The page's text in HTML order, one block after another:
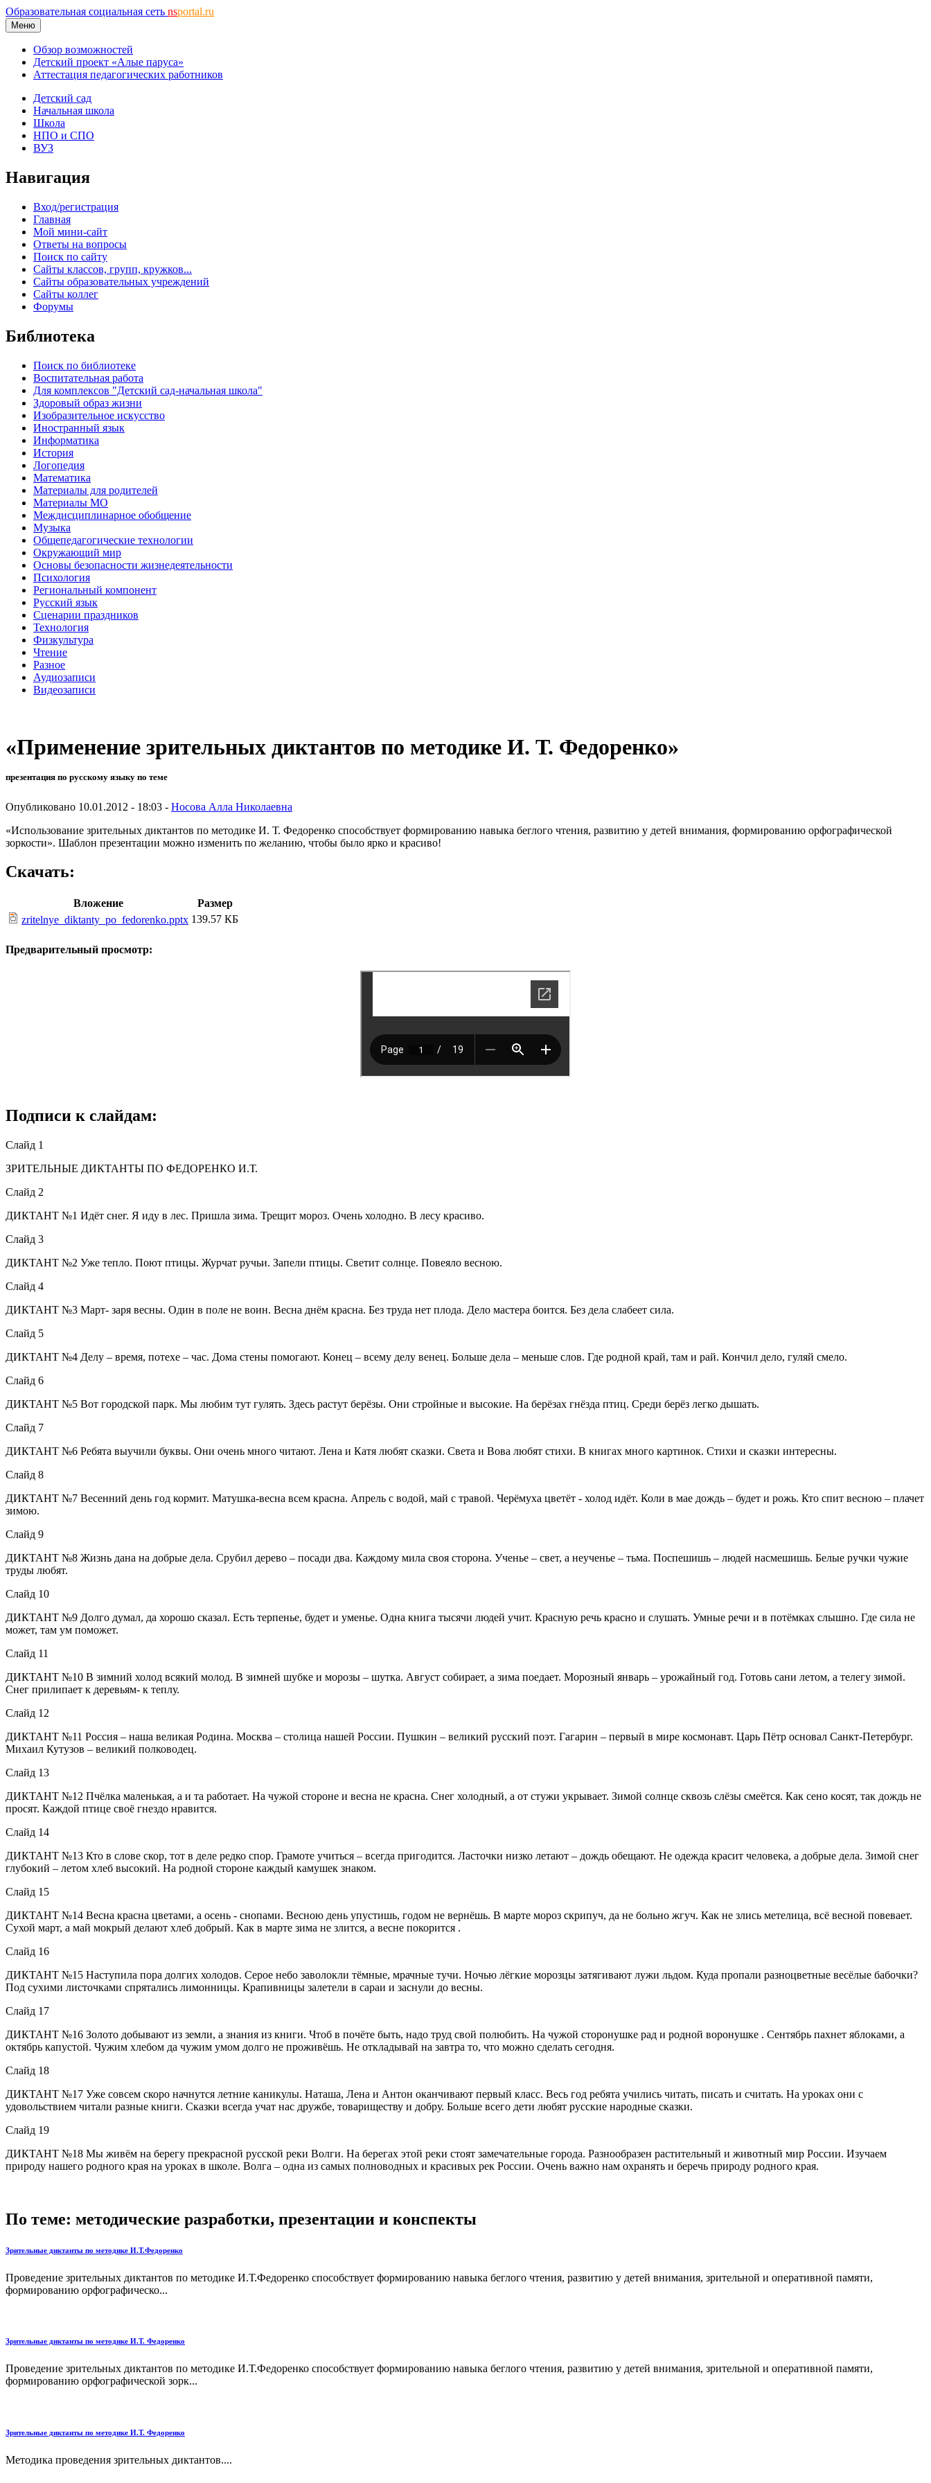
Образовательная социальная сеть nsportal.ru
Меню
Обзор возможностей
Детский проект «Алые паруса»
Аттестация педагогических работников
Детский сад
Начальная школа
Школа
НПО и СПО
ВУЗ
Навигация
Вход/регистрация
Главная
Мой мини-сайт
Ответы на вопросы
Поиск по сайту
Сайты классов, групп, кружков...
Сайты образовательных учреждений
Сайты коллег
Форумы
Библиотека
Поиск по библиотеке
Воспитательная работа
Для комплексов "Детский сад-начальная школа"
Здоровый образ жизни
Изобразительное искусство
Иностранный язык
Информатика
История
Логопедия
Математика
Материалы для родителей
Материалы МО
Междисциплинарное обобщение
Музыка
Общепедагогические технологии
Окружающий мир
Основы безопасности жизнедеятельности
Психология
Региональный компонент
Русский язык
Сценарии праздников
Технология
Физкультура
Чтение
Разное
Аудиозаписи
Видеозаписи
«Применение зрительных диктантов по методике И. Т. Федоренко»
презентация по русскому языку по теме
Опубликовано 10.01.2012 - 18:03 - Носова Алла Николаевна
«Использование зрительных диктантов по методике И. Т. Федоренко способствует формированию навыка беглого чтения, развитию у детей внимания, формированию орфографической
зоркости». Шаблон презентации можно изменить по желанию, чтобы было ярко и красиво!
Скачать:
Вложение
Размер
zritelnye_diktanty_po_fedorenko.pptx 139.57 КБ
Предварительный просмотр:
Подписи к слайдам:
Слайд 1
ЗРИТЕЛЬНЫЕ ДИКТАНТЫ ПО ФЕДОРЕНКО И.Т.
Слайд 2
ДИКТАНТ №1 Идёт снег. Я иду в лес. Пришла зима. Трещит мороз. Очень холодно. В лесу красиво.
Слайд 3
ДИКТАНТ №2 Уже тепло. Поют птицы. Журчат ручьи. Запели птицы. Светит солнце. Повеяло весною.
Слайд 4
ДИКТАНТ №3 Март- заря весны. Один в поле не воин. Весна днём красна. Без труда нет плода. Дело мастера боится. Без дела слабеет сила.
Слайд 5
ДИКТАНТ №4 Делу – время, потехе – час. Дома стены помогают. Конец – всему делу венец. Больше дела – меньше слов. Где родной край, там и рай. Кончил дело, гуляй смело.
Слайд 6
ДИКТАНТ №5 Вот городской парк. Мы любим тут гулять. Здесь растут берёзы. Они стройные и высокие. На берёзах гнёзда птиц. Среди берёз легко дышать.
Слайд 7
ДИКТАНТ №6 Ребята выучили буквы. Они очень много читают. Лена и Катя любят сказки. Света и Вова любят стихи. В книгах много картинок. Стихи и сказки интересны.
Слайд 8
ДИКТАНТ №7 Весенний день год кормит. Матушка-весна всем красна. Апрель с водой, май с травой. Черёмуха цветёт - холод идёт. Коли в мае дождь – будет и рожь. Кто спит весною – плачет
зимою.
Слайд 9
ДИКТАНТ №8 Жизнь дана на добрые дела. Срубил дерево – посади два. Каждому мила своя сторона. Ученье – свет, а неученье – тьма. Поспешишь – людей насмешишь. Белые ручки чужие
труды любят.
Слайд 10
ДИКТАНТ №9 Долго думал, да хорошо сказал. Есть терпенье, будет и уменье. Одна книга тысячи людей учит. Красную речь красно и слушать. Умные речи и в потёмках слышно. Где сила не
может, там ум поможет.
Слайд 11
ДИКТАНТ №10 В зимний холод всякий молод. В зимней шубке и морозы – шутка. Август собирает, а зима поедает. Морозный январь – урожайный год. Готовь сани летом, а телегу зимой.
Снег прилипает к деревьям- к теплу.
Слайд 12
ДИКТАНТ №11 Россия – наша великая Родина. Москва – столица нашей России. Пушкин – великий русский поэт. Гагарин – первый в мире космонавт. Царь Пётр основал Санкт-Петербург.
Михаил Кутузов – великий полководец.
Слайд 13
ДИКТАНТ №12 Пчёлка маленькая, а и та работает. На чужой стороне и весна не красна. Снег холодный, а от стужи укрывает. Зимой солнце сквозь слёзы смеётся. Как сено косят, так дождь не
просят. Каждой птице своё гнездо нравится.
Слайд 14
ДИКТАНТ №13 Кто в слове скор, тот в деле редко спор. Грамоте учиться – всегда пригодится. Ласточки низко летают – дождь обещают. Не одежда красит человека, а добрые дела. Зимой снег
глубокий – летом хлеб высокий. На родной стороне каждый камушек знаком.
Слайд 15
ДИКТАНТ №14 Весна красна цветами, а осень - снопами. Весною день упустишь, годом не вернёшь. В марте мороз скрипуч, да не больно жгуч. Как не злись метелица, всё весной повевает.
Сухой март, а май мокрый делают хлеб добрый. Как в марте зима не злится, а весне покорится .
Слайд 16
ДИКТАНТ №15 Наступила пора долгих холодов. Серое небо заволокли тёмные, мрачные тучи. Ночью лёгкие морозцы затягивают лужи льдом. Куда пропали разноцветные весёлые бабочки?
Под сухими листочками спрятались лимонницы. Крапивницы залетели в сараи и заснули до весны.
Слайд 17
ДИКТАНТ №16 Золото добывают из земли, а знания из книги. Чтоб в почёте быть, надо труд свой полюбить. На чужой сторонушке рад и родной воронушке . Сентябрь пахнет яблоками, а
октябрь капустой. Чужим хлебом да чужим умом долго не проживёшь. Не откладывай на завтра то, что можно сделать сегодня.
Слайд 18
ДИКТАНТ №17 Уже совсем скоро начнутся летние каникулы. Наташа, Лена и Антон оканчивают первый класс. Весь год ребята учились читать, писать и считать. На уроках они с
удовольствием читали разные книги. Сказки всегда учат нас дружбе, товариществу и добру. Больше всего дети любят русские народные сказки.
Слайд 19
ДИКТАНТ №18 Мы живём на берегу прекрасной русской реки Волги. На берегах этой реки стоят замечательные города. Разнообразен растительный и животный мир России. Изучаем
природу нашего родного края на уроках в школе. Волга – одна из самых полноводных и красивых рек России. Очень важно нам охранять и беречь природу родного края.
По теме: методические разработки, презентации и конспекты
Зрительные диктанты по методике И.Т.Федоренко
Проведение зрительных диктантов по методике И.Т.Федоренко способствует формированию навыка беглого чтения, развитию у детей внимания, зрительной и оперативной памяти,
формированию орфографическо...
Зрительные диктанты по методике И.Т. Федоренко
Проведение зрительных диктантов по методике И.Т.Федоренко способствует формированию навыка беглого чтения, развитию у детей внимания, зрительной и оперативной памяти,
формированию орфографической зорк...
Зрительные диктанты по методике И.Т. Федоренко
Методика проведения зрительных диктантов....